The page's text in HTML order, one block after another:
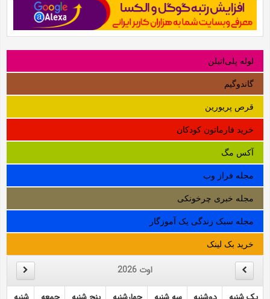
لوله‌ پلی‌اتیلن
گاندوگیم
قرص پریورین
خرید فارماتون کودکان
آکس مگ
مجله فراز وب
مجله خبری چرخونکی
مجله سبک زندگی یک آموزگار
خرید بک لینک
اوت 2026